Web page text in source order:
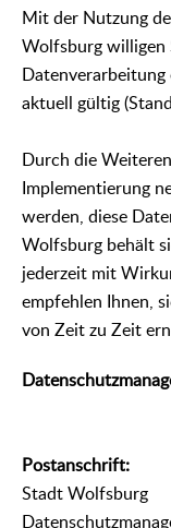
Mit der Nutzung
Wolfsburg willigen
aktuell gültig
Durch die
Implementierung
werden, diese
Wolfsburg behält
jederzeit mit
empfehlen Ihnen,
von Zeit zu Zeit
Postanschrift:
Stadt Wolfsburg